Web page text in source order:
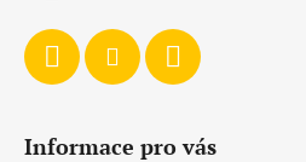
Informace pro vás